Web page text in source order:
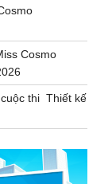
Cosmo
cuộc thi Thiết kế